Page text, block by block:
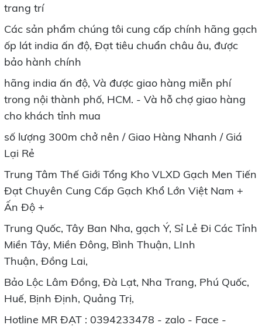
trang trí
Các sản phẩm chúng tôi cung cấp chính hãng gạch
ốp lát india ấn độ, Đạt tiêu chuẩn châu âu, được
bảo hành chính
hãng india ấn độ, Và được giao hàng miễn phí
trong nội thành phố, HCM. - Và hỗ chợ giao hàng
cho khách tỉnh mua
số lượng 300m chở nên / Giao Hàng Nhanh / Giá
Lại Rẻ
Trung Tâm Thế Giới Tổng Kho VLXD Gạch Men Tiến
Đạt Chuyên Cung Cấp Gạch Khổ Lớn Việt Nam +
Ấn Độ +
Trung Quốc, Tây Ban Nha, gạch Ý, Sỉ Lẻ Đi Các Tỉnh
Miền Tây, Miền Đông, Bình Thuận, LInh
Thuận, Đồng Lai,
Bảo Lộc Lâm Đồng, Đà Lạt, Nha Trang, Phú Quốc,
Huế, Bịnh Định, Quảng Trị,
Hotline MR ĐẠT : 0394233478 - zalo - Face -